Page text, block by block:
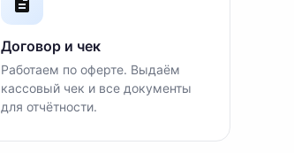
Договор и чек
Работаем по оферте. Выдаём
кассовый чек и все документы
для отчётности.